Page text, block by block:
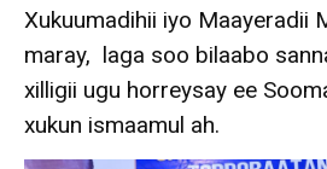
Xukuumadihii iyo Maayeradii
maray, laga soo bilaabo
xilligii ugu horreysay ee
xukun ismaamul ah.